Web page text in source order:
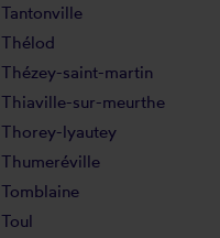
Tantonville
Thélod
Thézey-saint-martin
Thiaville-sur-meurthe
Thorey-lyautey
Thumeréville
Tomblaine
Toul